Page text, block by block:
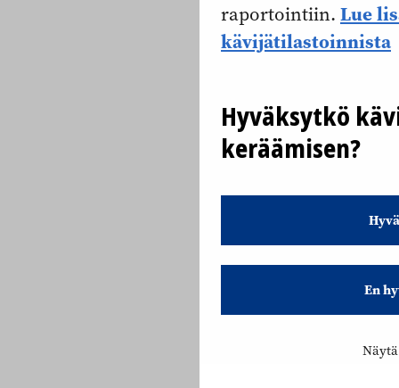
raportointiin. Lue
kävijätilastoinnista
Hyväksytkö
keräämisen?
En